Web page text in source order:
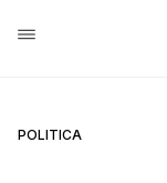
POLITICA